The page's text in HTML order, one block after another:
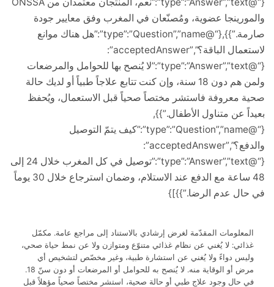
عضوية، ومُصنّعان في المغرب وفق معايير جودة
صارمة.”}},{“@type”:”Question”,”name”:”هل هناك موانع
لاستعمال الباقة؟”,”acceptedAnswer”:
{“@type”:”Answer”,”text”:”لا يُنصح بها للحوامل والمرضعات
ولمن هم دون 18 سنة، وإن كنت تتابع علاجاً طبياً أو لديك حالة
معروفة فاستشر مختصاً صحياً قبل الاستعمال، ويُحفظ
عن متناول الأطفال.”}},
{“@type”:”Question”,”name”:”كيف يتمّ التوصيل
والدفع؟”,”acceptedAnswer”:
{“@type”:”Answer”,”text”:”توصيل في كل المغرب خلال 24 إلى
48 ساعة مع الدفع عند الاستلام، وضمان استرجاع خلال 30 يوماً
عدم الرضا.”}}]}
المقدّمة لغرض إرشادي بالاستناد إلى مراجع عامة. مكمّل
لا يُغني عن نظام غذائي متنوّع ومتوازن ولا عن نمط حياة صحي،
دواءً ولا يُغني عن استشارة طبية، وغير مخصّص لتشخيص أي
مرض أو الوقاية منه. لا يُنصح به للحوامل أو المرضعات أو دون سنّ 18.
حال وجود علاج طبي أو حالة صحية، استشر مختصاً صحياً مؤهلاً قبل